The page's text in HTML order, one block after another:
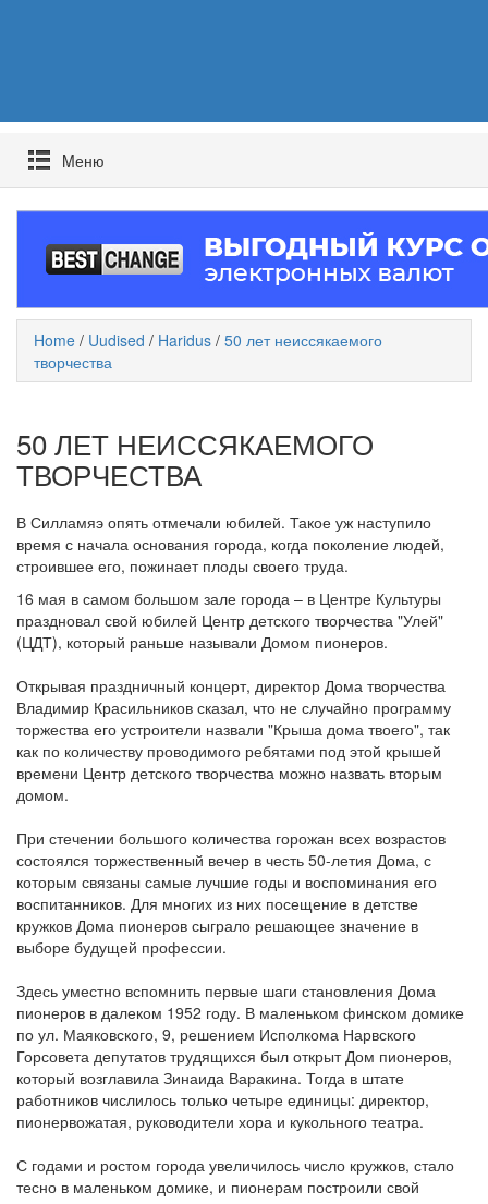
Mеню
Home / Uudised / Haridus / 50 лет неиссякаемого
творчества
50 ЛЕТ НЕИССЯКАЕМОГО
ТВОРЧЕСТВА
В Силламяэ опять отмечали юбилей. Такое уж наступило
время с начала основания города, когда поколение людей,
строившее его, пожинает плоды своего труда.
16 мая в самом большом зале города – в Центре Культуры
праздновал свой юбилей Центр детского творчества "Улей"
(ЦДТ), который раньше называли Домом пионеров.
Открывая праздничный концерт, директор Дома творчества
Владимир Красильников сказал, что не случайно программу
торжества его устроители назвали "Крыша дома твоего", так
как по количеству проводимого ребятами под этой крышей
времени Центр детского творчества можно назвать вторым
домом.
При стечении большого количества горожан всех возрастов
состоялся торжественный вечер в честь 50-летия Дома, с
которым связаны самые лучшие годы и воспоминания его
воспитанников. Для многих из них посещение в детстве
кружков Дома пионеров сыграло решающее значение в
выборе будущей профессии.
Здесь уместно вспомнить первые шаги становления Дома
пионеров в далеком 1952 году. В маленьком финском домике
по ул. Маяковского, 9, решением Исполкома Нарвского
Горсовета депутатов трудящихся был открыт Дом пионеров,
который возглавила Зинаида Варакина. Тогда в штате
работников числилось только четыре единицы: директор,
пионервожатая, руководители хора и кукольного театра.
С годами и ростом города увеличилось число кружков, стало
тесно в маленьком домике, и пионерам построили свой